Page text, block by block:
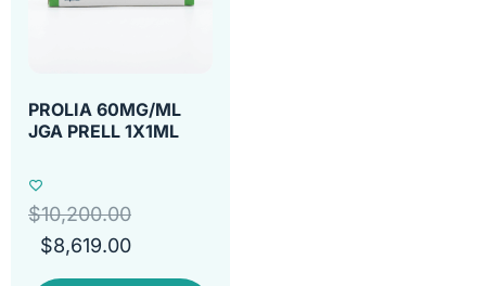
PROLIA 60MG/ML
JGA PRELL 1X1ML
$10,200.00
$8,619.00